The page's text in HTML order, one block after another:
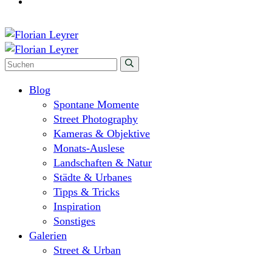
Blog
Spontane Momente
Street Photography
Kameras & Objektive
Monats-Auslese
Landschaften & Natur
Städte & Urbanes
Tipps & Tricks
Inspiration
Sonstiges
Galerien
Street & Urban